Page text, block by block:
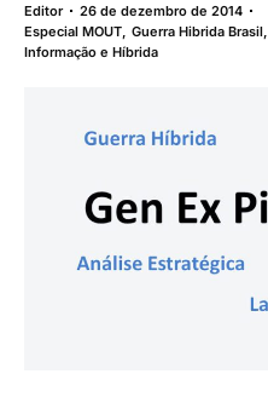
Editor
26 de dezembro de 2014
Especial MOUT,Guerra Hibrida Brasil,
Informação e Híbrida